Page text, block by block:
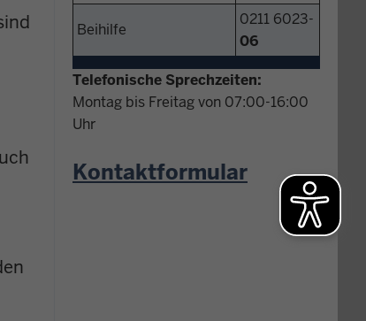
Beihilfe
0211 6023-
06
Telefonische Sprechzeiten:
Montag bis Freitag von 07:00-16:00
Uhr
Kontaktformular